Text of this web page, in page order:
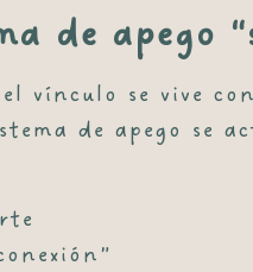
de apego
vínculo se vive
de apego se